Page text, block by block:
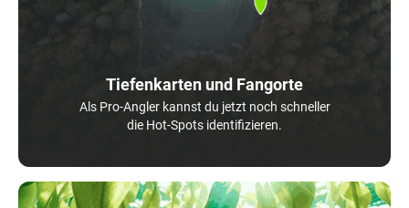
Tiefenkarten und Fangorte
Als Pro-Angler kannst du jetzt noch schneller
die Hot-Spots identifizieren.